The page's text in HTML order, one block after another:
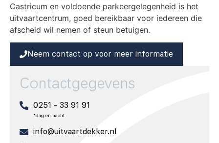
Castricum en voldoende parkeergelegenheid is het
uitvaartcentrum, goed bereikbaar voor iedereen die
afscheid wil nemen of steun betuigen.
Neem contact op voor meer informatie
Contactgegevens
0251 - 33 91 91
*dag en nacht
info@uitvaartdekker.nl